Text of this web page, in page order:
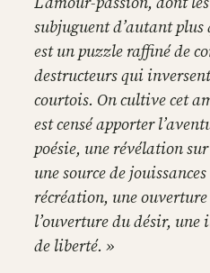
subjuguent d’autant plus
est un puzzle raffiné de
destructeurs qui
courtois. On cultive cet
est censé apporter
poésie, une révélation
une source de
récréation, une
l’ouverture du désir,
de liberté. »